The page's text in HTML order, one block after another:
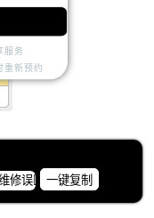
一键复制
服务
重新预约